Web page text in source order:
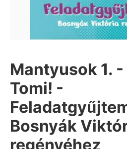
Mantyusok 1.
Tomi! -
Bosnyák
regényéhez